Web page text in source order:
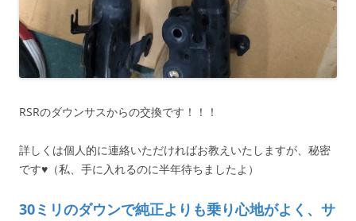
RSRのダウンサスからの交換です！！！
詳しくは個人的に連絡いただければお教えいたしますが、秘密
です♥（私、手に入れるのに半年待ちましたよ）
30ミリのダウンで純正よりも乗り心地がよく、サ